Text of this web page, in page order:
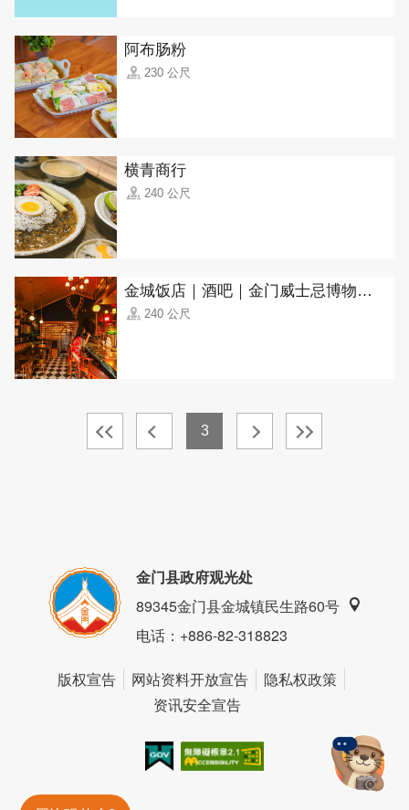
阿布肠粉
230 公尺
横青商行
240 公尺
金城饭店｜酒吧｜金门威士忌博物馆(Jincheng Hotel, Kinmen Whisky Museum)
240 公尺
3
金门县政府观光处
89345金门县金城镇民生路60号
电话：+886-82-318823
版权宣告 网站资料开放宣告
隐私权政策
资讯安全宣告